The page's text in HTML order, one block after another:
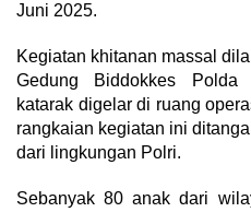
Juni 2025.
Kegiatan khitanan massal
Gedung Biddokkes Polda
katarak digelar di ruang
rangkaian kegiatan ini
dari lingkungan Polri.
Sebanyak 80 anak dari